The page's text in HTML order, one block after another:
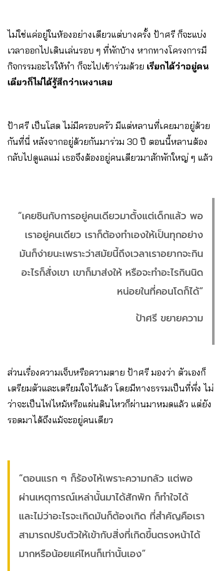
ไม่ใช่แค่อยู่ในห้องอย่างเดียวแต่บางครั้ง ป้าศรี ก็จะแบ่ง
เวลาออกไปเดินเล่นรอบ ๆ ที่พักบ้าง หากทางโครงการมี
กิจกรรมอะไรให้ทำ ก็จะไปเข้าร่วมด้วย เรียกได้ว่าอยู่คน
เดียวก็ไม่ได้รู้สึกว่าเหงาเลย
ป้าศรี เป็นโสด ไม่มีครอบครัว มีแต่หลานที่เคยมาอยู่ด้วย
กันที่นี่ หลังจากอยู่ด้วยกันมาร่วม 30 ปี ตอนนี้หลานต้อง
กลับไปดูแลแม่ เธอจึงต้องอยู่คนเดียวมาสักพักใหญ่ ๆ แล้ว
“เคยชินกับการอยู่คนเดียวมาตั้งแต่เด็กแล้ว พอ
เราอยู่คนเดียว เราก็ต้องทำเองให้เป็นทุกอย่าง
มันก็ง่ายนะเพราะว่าสมัยนี้ถึงเวลาเราอยากจะกิน
อะไรก็สั่งเขา เขาก็มาส่งให้ หรือจะทำอะไรกินนิด
หน่อยในที่คอนโดก็ได้”
ป้าศรี ขยายความ
ส่วนเรื่องความเจ็บหรือความตาย ป้าศรี มองว่า ตัวเองก็
เตรียมตัวและเตรียมใจไว้แล้ว โดยมีทางธรรมเป็นที่พึ่ง ไม่
ว่าจะเป็นไฟไหม้หรือแผ่นดินไหวก็ผ่านมาหมดแล้ว แต่ยัง
รอดมาได้ถึงแม้จะอยู่คนเดียว
“ตอนแรก ๆ ก็ร้องไห้เพราะความกลัว แต่พอ
ผ่านเหตุการณ์เหล่านั้นมาได้สักพัก ก็ทำใจได้
และไม่ว่าอะไรจะเกิดมันก็ต้องเกิด ที่สำคัญคือเรา
สามารถปรับตัวให้เข้ากับสิ่งที่เกิดขึ้นตรงหน้าได้
มากหรือน้อยแค่ไหนก็เท่านั้นเอง”